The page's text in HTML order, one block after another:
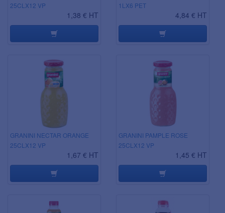
25CLX12 VP
1,38 € HT
1LX6 PET
4,84 € HT
GRANINI NECTAR ORANGE
25CLX12 VP
1,67 € HT
GRANINI PAMPLE ROSE
25CLX12 VP
1,45 € HT